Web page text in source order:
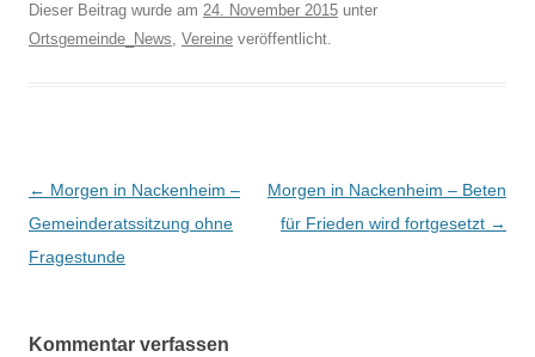
Dieser Beitrag wurde am 24. November 2015 unter
Ortsgemeinde_News, Vereine veröffentlicht.
Beitrags-
Navigation
← Morgen in Nackenheim –
Gemeinderatssitzung ohne
Fragestunde
Morgen in Nackenheim – Beten
für Frieden wird fortgesetzt →
Kommentar verfassen